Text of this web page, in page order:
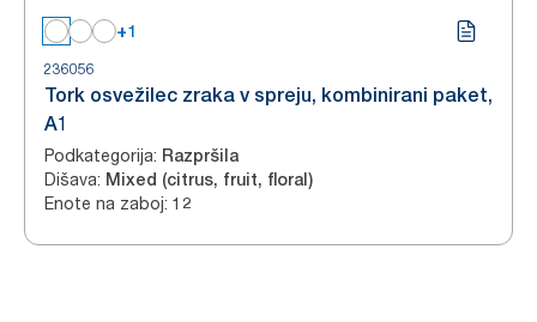
+1
236056
Tork osvežilec zraka v spreju, kombinirani paket,
A1
Podkategorija: Razpršila
Dišava: Mixed (citrus, fruit, floral)
Enote na zaboj: 12